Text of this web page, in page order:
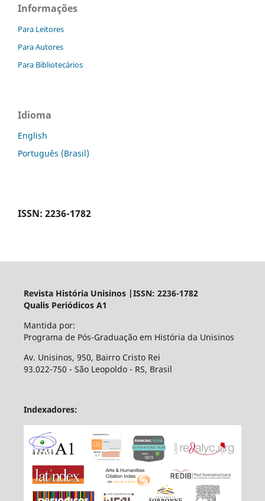
Informações
Para Leitores
Para Autores
Para Bibliotecários
Idioma
English
Português (Brasil)
ISSN: 2236-1782
Revista História Unisinos |ISSN: 2236-1782
Qualis Periódicos A1
Mantida por:
Programa de Pós-Graduação em História da Unisinos
Av. Unisinos, 950, Bairro Cristo Rei
93.022-750 - São Leopoldo - RS, Brasil
Indexadores: